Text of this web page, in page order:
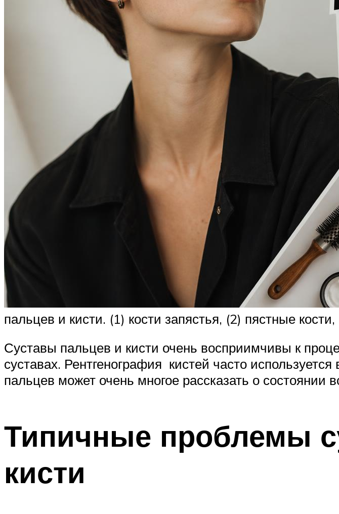
пальцев и кисти. (1) кости запястья, (2) пястные
Суставы пальцев и кисти очень восприимчивы к
суставах. Рентгенография кистей часто
пальцев может очень многое рассказать о состоянии
Типичные проблемы
кисти